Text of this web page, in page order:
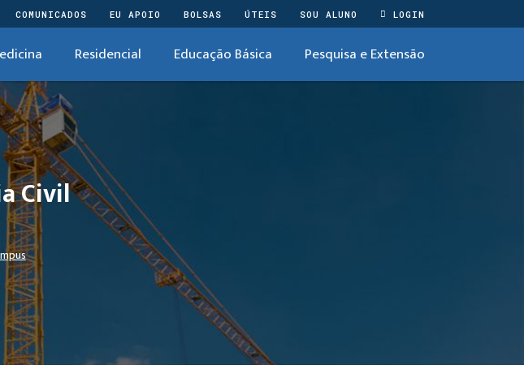
COMUNICADOS EU APOIO BOLSAS ÚTEIS SOU ALUNO LOGIN
Residencial Educação Básica Pesquisa e Extensão
Civil